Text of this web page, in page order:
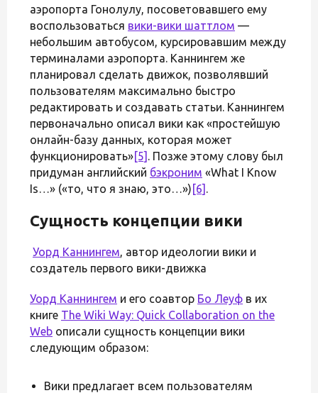
аэропорта Гонолулу, посоветовавшего ему
воспользоваться вики-вики шаттлом —
небольшим автобусом, курсировавшим между
терминалами аэропорта. Каннингем же
планировал сделать движок, позволявший
пользователям максимально быстро
редактировать и создавать статьи. Каннингем
первоначально описал вики как «простейшую
онлайн-базу данных, которая может
функционировать»[5] . Позже этому слову был
придуман английский бэкроним «What I Know
Is…» («то, что я знаю, это…») [6] .
Сущность концепции вики
Уорд Каннингем, автор идеологии вики и
создатель первого вики-движка
Уорд Каннингем и его соавтор Бо Леуф в их
книге The Wiki Way: Quick Collaboration on the
Web описали сущность концепции вики
следующим образом:
Вики предлагает всем пользователям